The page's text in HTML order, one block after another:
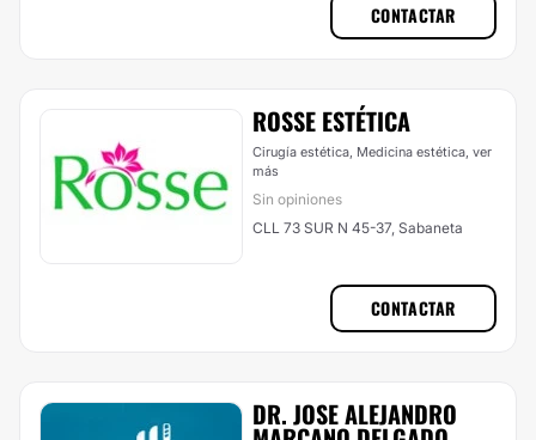
CONTACTAR
ROSSE ESTÉTICA
Cirugía estética, Medicina estética, ver
más
Sin opiniones
CLL 73 SUR N 45-37, Sabaneta
CONTACTAR
DR. JOSE ALEJANDRO